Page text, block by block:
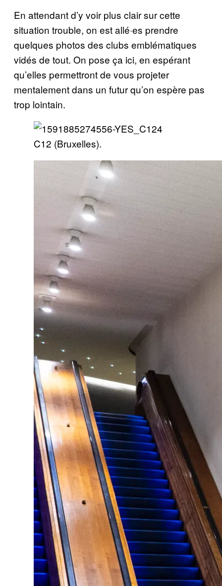
En attendant d’y voir plus clair sur cette
situation trouble, on est allé·es prendre
quelques photos des clubs emblématiques
vidés de tout. On pose ça ici, en espérant
qu’elles permettront de vous projeter
mentalement dans un futur qu’on espère pas
trop lointain.
C12 (Bruxelles).